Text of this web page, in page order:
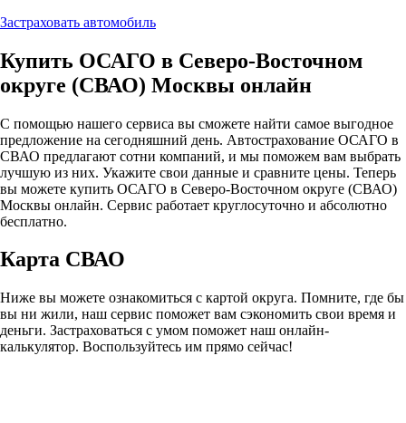
Застраховать автомобиль
Купить ОСАГО в Северо-Восточном
округе (СВАО) Москвы онлайн
С помощью нашего сервиса вы сможете найти самое выгодное
предложение на сегодняшний день. Автострахование ОСАГО в
СВАО предлагают сотни компаний, и мы поможем вам выбрать
лучшую из них. Укажите свои данные и сравните цены. Теперь
вы можете купить ОСАГО в Северо-Восточном округе (СВАО)
Москвы онлайн. Сервис работает круглосуточно и абсолютно
бесплатно.
Карта СВАО
Ниже вы можете ознакомиться с картой округа. Помните, где бы
вы ни жили, наш сервис поможет вам сэкономить свои время и
деньги. Застраховаться с умом поможет наш онлайн-
калькулятор. Воспользуйтесь им прямо сейчас!